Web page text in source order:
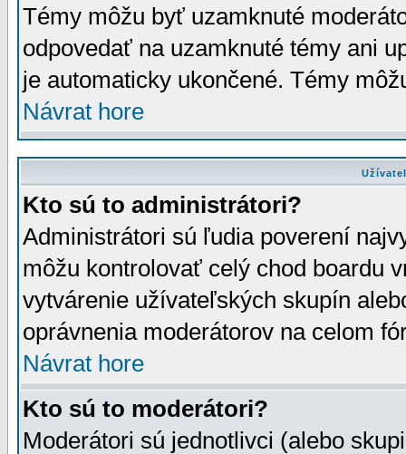
Témy môžu byť uzamknuté
odpovedať na uzamknuté témy ani
je automaticky ukončené. Témy
Návrat hore
Kto sú to administrátori?
Administrátori sú ľudia poverení
môžu kontrolovať celý chod boardu
vytvárenie užívateľských skupín
oprávnenia moderátorov na celom
Návrat hore
Kto sú to moderátori?
Moderátori sú jednotlivci (alebo